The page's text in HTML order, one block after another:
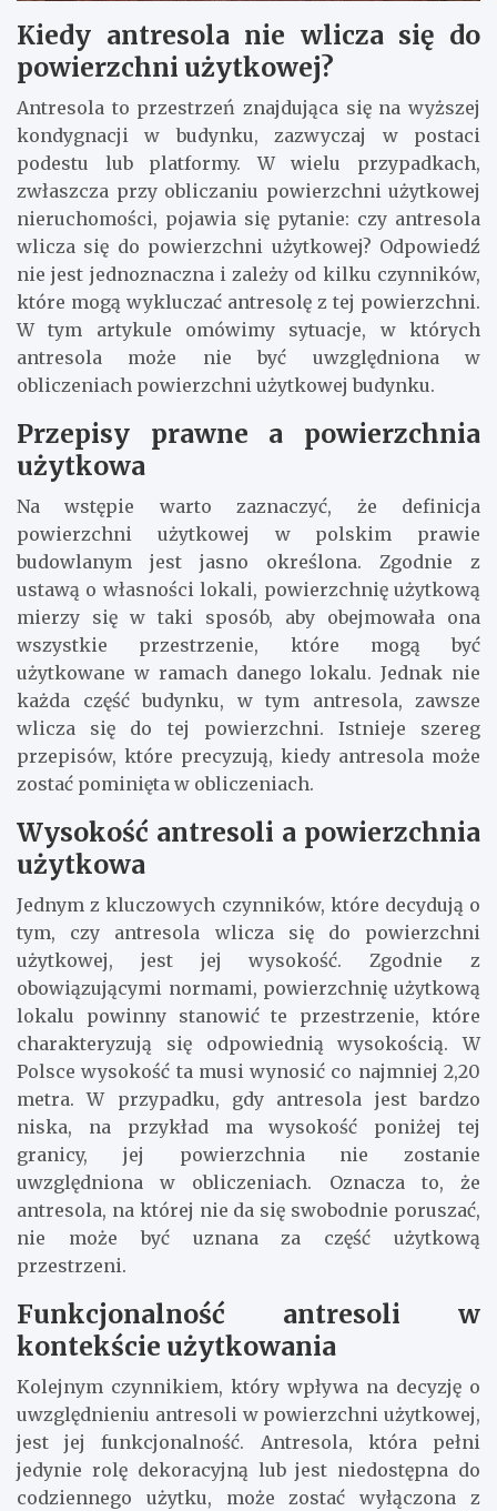
Kiedy antresola nie wlicza się do
powierzchni użytkowej?
Antresola to przestrzeń znajdująca się na wyższej
kondygnacji w budynku, zazwyczaj w postaci
podestu lub platformy. W wielu przypadkach,
zwłaszcza przy obliczaniu powierzchni użytkowej
nieruchomości, pojawia się pytanie: czy antresola
wlicza się do powierzchni użytkowej? Odpowiedź
nie jest jednoznaczna i zależy od kilku czynników,
które mogą wykluczać antresolę z tej powierzchni.
W tym artykule omówimy sytuacje, w których
antresola może nie być uwzględniona w
obliczeniach powierzchni użytkowej budynku.
Przepisy prawne a powierzchnia
użytkowa
Na wstępie warto zaznaczyć, że definicja
powierzchni użytkowej w polskim prawie
budowlanym jest jasno określona. Zgodnie z
ustawą o własności lokali, powierzchnię użytkową
mierzy się w taki sposób, aby obejmowała ona
wszystkie przestrzenie, które mogą być
użytkowane w ramach danego lokalu. Jednak nie
każda część budynku, w tym antresola, zawsze
wlicza się do tej powierzchni. Istnieje szereg
przepisów, które precyzują, kiedy antresola może
zostać pominięta w obliczeniach.
Wysokość antresoli a powierzchnia
użytkowa
Jednym z kluczowych czynników, które decydują o
tym, czy antresola wlicza się do powierzchni
użytkowej, jest jej wysokość. Zgodnie z
obowiązującymi normami, powierzchnię użytkową
lokalu powinny stanowić te przestrzenie, które
charakteryzują się odpowiednią wysokością. W
Polsce wysokość ta musi wynosić co najmniej 2,20
metra. W przypadku, gdy antresola jest bardzo
niska, na przykład ma wysokość poniżej tej
granicy, jej powierzchnia nie zostanie
uwzględniona w obliczeniach. Oznacza to, że
antresola, na której nie da się swobodnie poruszać,
nie może być uznana za część użytkową
przestrzeni.
Funkcjonalność antresoli w
kontekście użytkowania
Kolejnym czynnikiem, który wpływa na decyzję o
uwzględnieniu antresoli w powierzchni użytkowej,
jest jej funkcjonalność. Antresola, która pełni
jedynie rolę dekoracyjną lub jest niedostępna do
codziennego użytku, może zostać wyłączona z